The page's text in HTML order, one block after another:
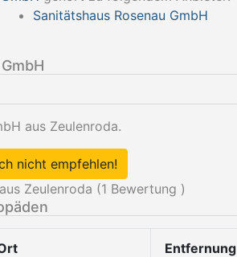
Sanitätshaus Rosenau GmbH
aus Zeulenroda.
nicht empfehlen!
Zeulenroda (1 Bewertung )
Entfernung